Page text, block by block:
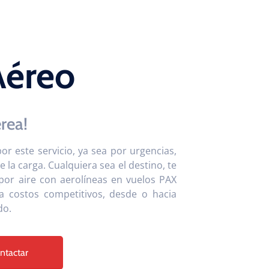
este servicio, ya sea por urgencias,
carga. Cualquiera sea el destino, te
aire con aerolíneas en vuelos PAX
costos competitivos, desde o hacia